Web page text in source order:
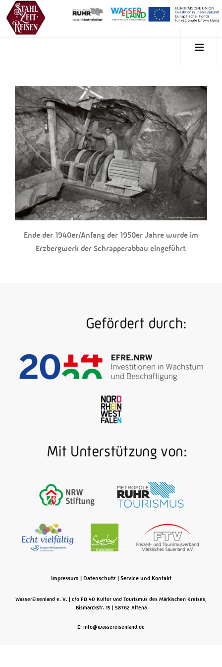
Ende der 1940er/Anfang der 1950er Jahre wurde im
Erzbergwerk der Schrapperabbau eingeführt.
Impressum Datenschutz Service und Kontakt
WasserEisenland e. V.
c/o FD 40 Kultur und Tourismus des Märkischen Kreises,
Bismarckstr. 15
58762 Altena
E: info@wassereisenland.de